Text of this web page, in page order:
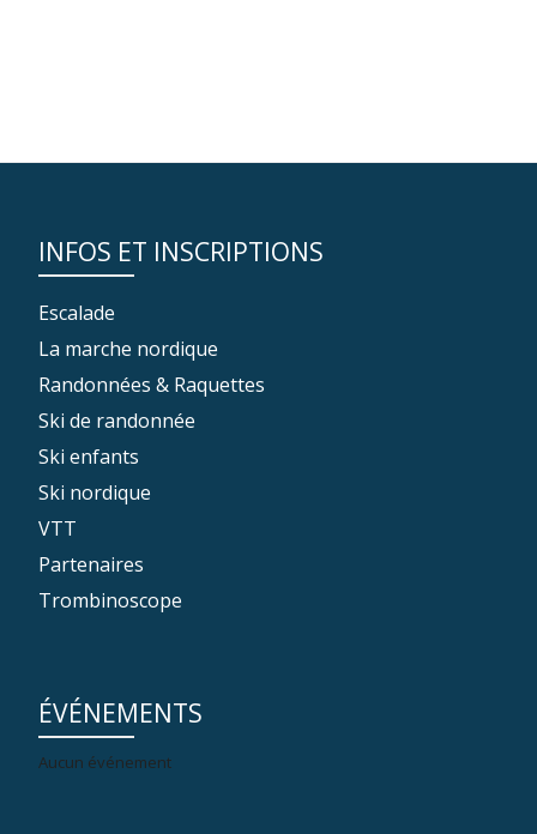
INFOS ET INSCRIPTIONS
Escalade
La marche nordique
Randonnées & Raquettes
Ski de randonnée
Ski enfants
Ski nordique
VTT
Partenaires
Trombinoscope
ÉVÉNEMENTS
Aucun événement